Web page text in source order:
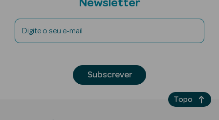
Newsletter
Digite o seu e-mail
Subscrever
Topo